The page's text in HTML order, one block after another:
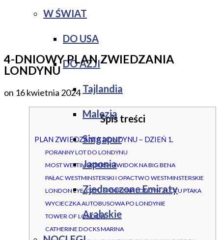
W ŚWIAT
DO USA
DO AZJI
Tajlandia
Malezja
Singapur
Japonia
Zjednoczone Emiraty
Arabskie
4-DNIOWY PLAN ZWIEDZANIA
LONDYNU
on 16 kwietnia 2024
Spis treści
PLAN ZWIEDZANIA LONDYNU – DZIEŃ 1.
PORANNY LOT DO LONDYNU
MOST WESTIMNSTERSKI I WIDOK NA BIG BENA
PAŁAC WESTMINSTERSKI I OPACTWO WESTMINSTERSKIE
LONDON EYE, CZYLI SPÓJRZ NA LONDYN Z LOTU PTAKA
WYCIECZKA AUTOBUSOWA PO LONDYNIE
TOWER OF LONDON
CATHERINE DOCKS MARINA